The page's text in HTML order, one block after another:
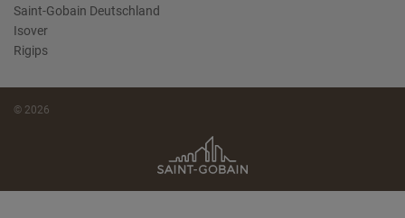
Saint-Gobain Deutschland
Isover
Rigips
© 2026